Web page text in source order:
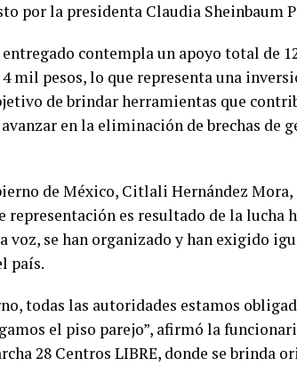
por la presidenta Claudia Sheinbaum
contempla un apoyo total de
mil pesos, lo que representa una
de brindar herramientas que
en la eliminación de brechas de
de México, Citlali Hernández Mora,
representación es resultado de la lucha
voz, se han organizado y han exigido
país.
todas las autoridades estamos
el piso parejo”, afirmó la
28 Centros LIBRE, donde se brinda